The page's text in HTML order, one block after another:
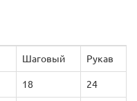
Шаговый Рукав
18 24